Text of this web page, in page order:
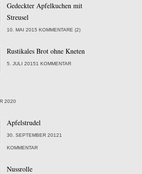
Gedeckter Apfelkuchen mit
Streusel
10. MAI 2015 KOMMENTARE (2)
Rustikales Brot ohne Kneten
5. JULI 20151 KOMMENTAR
2020
Apfelstrudel
30. SEPTEMBER 20121
KOMMENTAR
Nussrolle